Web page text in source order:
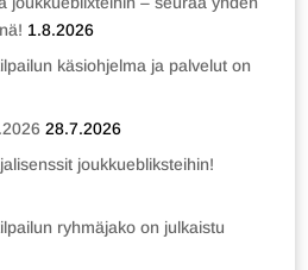
1.8.2026
käsiohjelma ja palvelut on
28.7.2026
joukkuebliksteihin!
ryhmäjako on julkaistu